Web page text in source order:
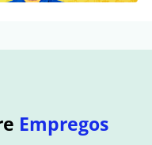
Empregos